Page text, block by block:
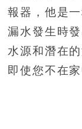
報器，他是
漏水發生時
水源和潛在
即使您不在